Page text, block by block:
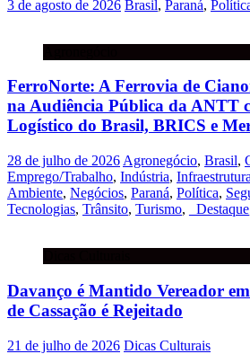
3 de agosto de 2026 Brasil, Paraná,
FerroNorte: A Ferrovia de
na Audiência Pública da ANTT
Logístico do Brasil, BRICS e
28 de julho de 2026 Agronegócio, Brasil,
Emprego/Trabalho, Indústria,
Ambiente, Negócios, Paraná, Política,
Tecnologias, Trânsito, Turismo, _Destaque
Davanço é Mantido Vereador
de Cassação é Rejeitado
21 de julho de 2026 Dicas Culturais